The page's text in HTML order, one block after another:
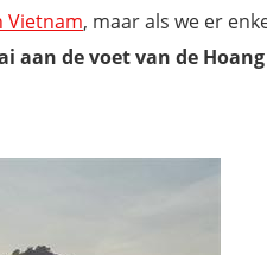
Vietnam, maar als we er
aan de voet van de